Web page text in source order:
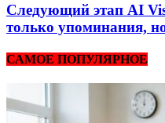
Следующий этап AI
только упоминания,
САМОЕ ПОПУЛЯРНОЕ